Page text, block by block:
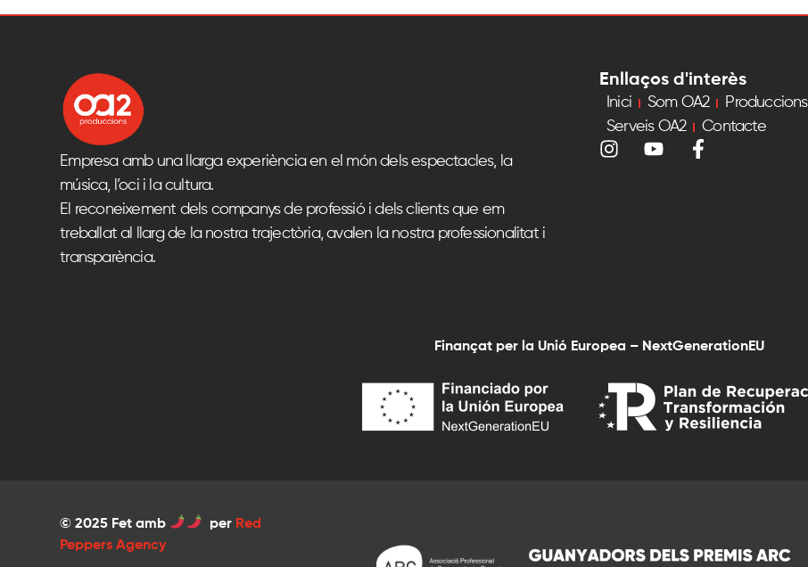
Empresa amb una llarga experiència en el món dels espectacles, la
música, l’oci i la cultura.
El reconeixement dels companys de professió i dels clients que em
treballat al llarg de la nostra trajectòria, avalen la nostra professionalitat i
transparència.
Enllaços d'interès
Inici Som OA2
Serveis OA2
Contacte
Finançat per la Unió Europea – NextGenerationEU
© 2025 Fet amb per Red
Peppers Agency